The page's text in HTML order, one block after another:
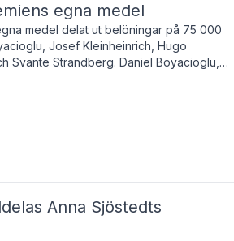
egna medel
medel delat ut belöningar på 75 000
Josef Kleinheinrich, Hugo
Svante Strandberg. Daniel Boyacioglu,
Josef
Anna Sjöstedts